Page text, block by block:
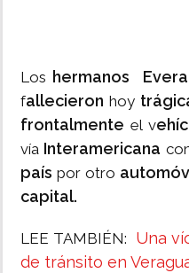
Los hermanos
fallecieron hoy
frontalmente el v
vía Interamericana
país por otro
capital.
LEE TAMBIÉN: Una
de tránsito en